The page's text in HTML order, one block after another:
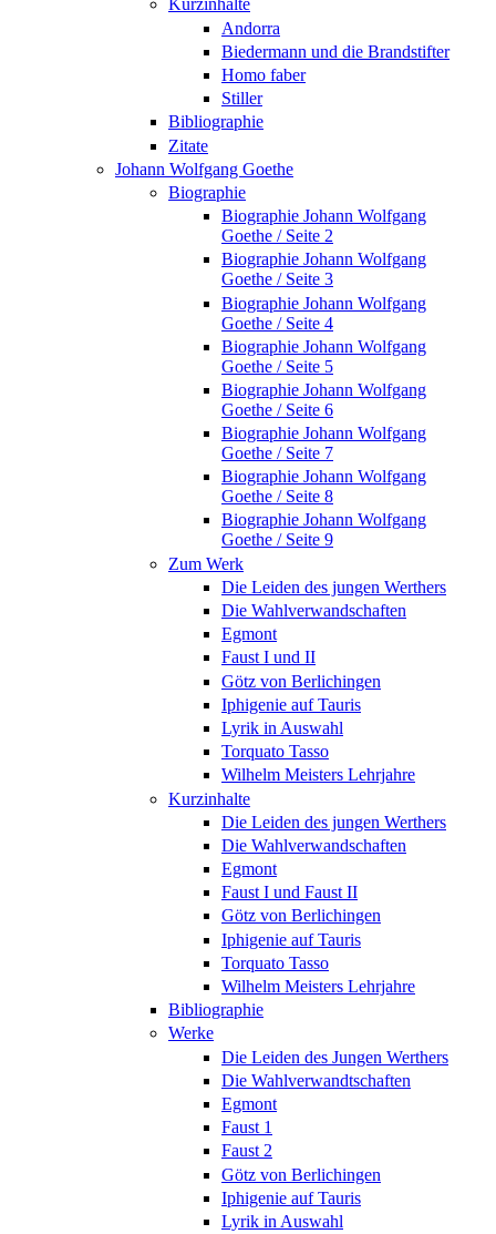
Kurzinhalte
Andorra
Biedermann und die Brandstifter
Homo faber
Stiller
Bibliographie
Zitate
Johann Wolfgang Goethe
Biographie
Biographie Johann Wolfgang
Goethe / Seite 2
Biographie Johann Wolfgang
Goethe / Seite 3
Biographie Johann Wolfgang
Goethe / Seite 4
Biographie Johann Wolfgang
Goethe / Seite 5
Biographie Johann Wolfgang
Goethe / Seite 6
Biographie Johann Wolfgang
Goethe / Seite 7
Biographie Johann Wolfgang
Goethe / Seite 8
Biographie Johann Wolfgang
Goethe / Seite 9
Zum Werk
Die Leiden des jungen Werthers
Die Wahlverwandschaften
Egmont
Faust I und II
Götz von Berlichingen
Iphigenie auf Tauris
Lyrik in Auswahl
Torquato Tasso
Wilhelm Meisters Lehrjahre
Kurzinhalte
Die Leiden des jungen Werthers
Die Wahlverwandschaften
Egmont
Faust I und Faust II
Götz von Berlichingen
Iphigenie auf Tauris
Torquato Tasso
Wilhelm Meisters Lehrjahre
Bibliographie
Werke
Die Leiden des Jungen Werthers
Die Wahlverwandtschaften
Egmont
Faust 1
Faust 2
Götz von Berlichingen
Iphigenie auf Tauris
Lyrik in Auswahl